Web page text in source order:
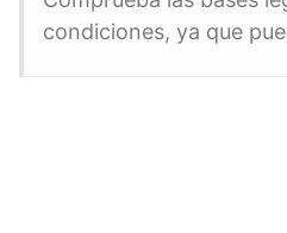
condiciones, ya que